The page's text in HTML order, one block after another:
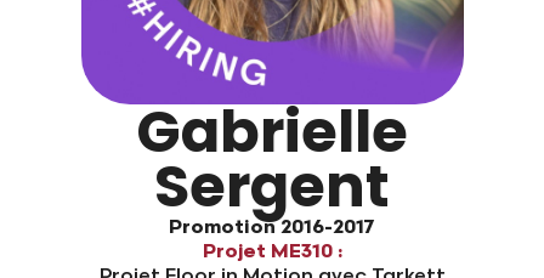
Gabrielle
Sergent
Promotion 2016-2017
Projet ME310 :